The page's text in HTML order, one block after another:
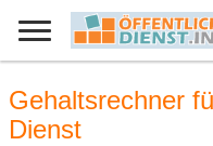
Gehaltsrechner
Dienst